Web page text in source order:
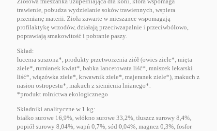
trawienie, pobudza wydzielanie soków trawiennych, wspiera
przemianę materii. Zioła zawarte w mieszance wspomagają
profilaktykę wrzodów, działają przeciwzapalnie i przeciwbólowo,
poprawiają smakowitość i pobranie paszy.
Skład:
lucerna suszona*, produkty przetworzenia ziół (owies ziele*, mięta
ziele*, rumianek kwiat*, babka lancetowata liść*, mniszek lekarski
liść*, wiązówka ziele*, krwawnik ziele*, majeranek ziele*), makuch z
nasion ostropestu*, makuch z siemienia lnianego*.
*produkt rolnictwa ekologicznego
Składniki analityczne w 1 kg:
białko surowe 16,9%, włókno surowe 33,2%, tłuszcz surowy 8,4%,
popiół surowy 8,04%, wapń 0,7%, sód 0,04%, magnez 0,3%, fosfor